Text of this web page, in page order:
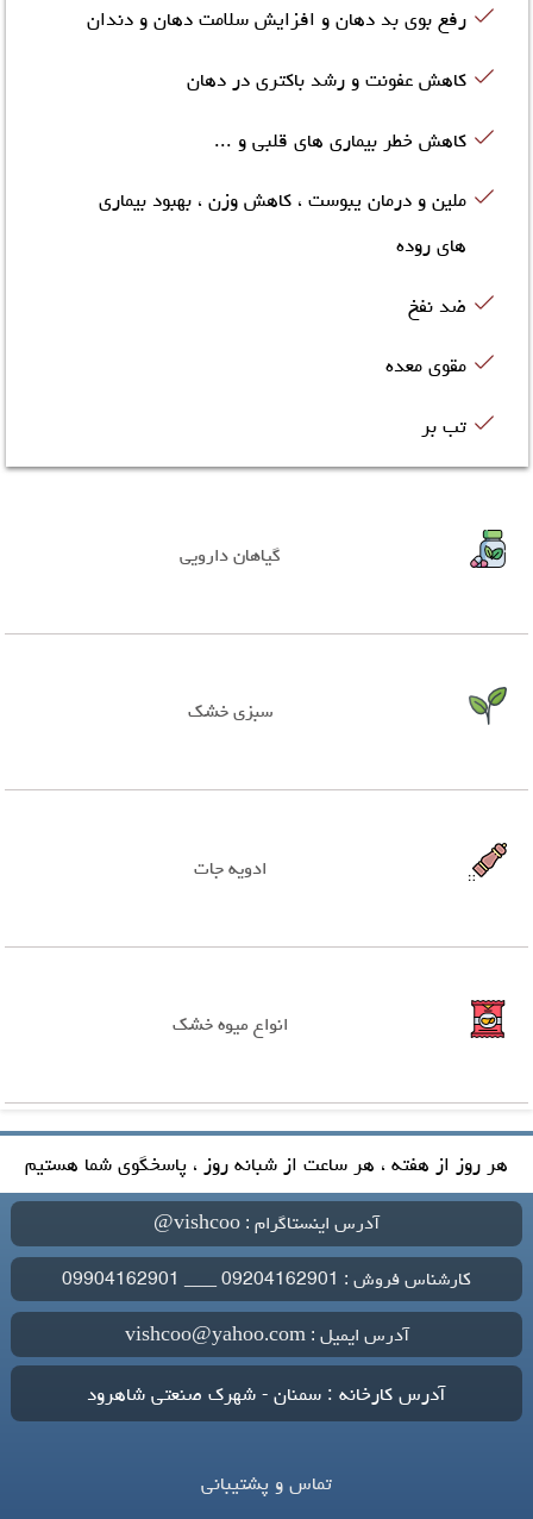
رفع بوی بد دهان و افزایش سلامت دهان و دندان
کاهش عفونت و رشد باکتری در دهان
کاهش خطر بیماری های قلبی و ...
ملین و درمان یبوست ، کاهش وزن ، بهبود بیماری
های روده
ضد نفخ
مقوی معده
تب بر
گیاهان دارویی
سبزی خشک
ادویه جات
انواع میوه خشک
هر روز از هفته ، هر ساعت از شبانه روز ، پاسخگوی شما هستیم
آدرس اینستاگرام : vishcoo@
کارشناس فروش : 09204162901 ___ 09904162901
آدرس ایمیل : vishcoo@yahoo.com
آدرس کارخانه : سمنان - شهرک صنعتی شاهرود
تماس و پشتیبانی